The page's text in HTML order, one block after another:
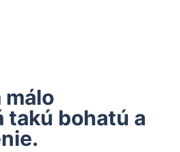
málo
takú bohatú a